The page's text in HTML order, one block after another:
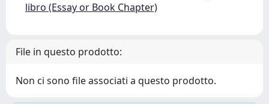
libro (Essay or Book Chapter)
File in questo prodotto:
Non ci sono file associati a questo prodotto.